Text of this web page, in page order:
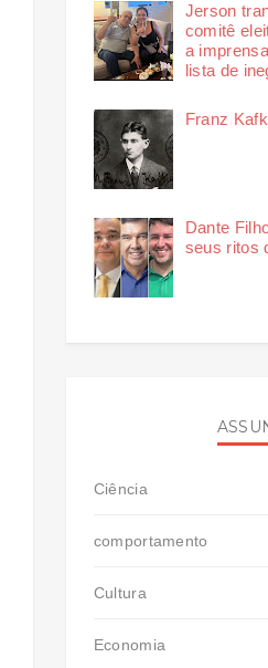
Jerson
comitê
a
lista de
Franz
Dante
seus ritos
Ciência
comportamento
Cultura
Economia